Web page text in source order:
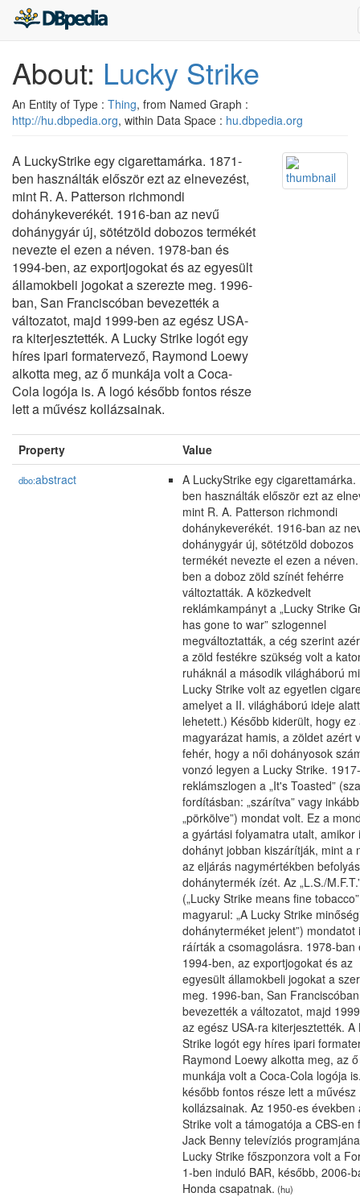
About: Lucky Strike
An Entity of Type : Thing, from Named Graph :
http://hu.dbpedia.org, within Data Space : hu.dbpedia.org
A LuckyStrike egy cigarettamárka. 1871-
ben használták először ezt az elnevezést,
mint R. A. Patterson richmondi
dohánykeverékét. 1916-ban az nevű
dohánygyár új, sötétzöld dobozos termékét
nevezte el ezen a néven. 1978-ban és
1994-ben, az exportjogokat és az egyesült
államokbeli jogokat a szerezte meg. 1996-
ban, San Franciscóban bevezették a
változatot, majd 1999-ben az egész USA-
ra kiterjesztették. A Lucky Strike logót egy
híres ipari formatervező, Raymond Loewy
alkotta meg, az ő munkája volt a Coca-
Cola logója is. A logó később fontos része
lett a művész kollázsainak.
Property Value
dbo:abstract
A LuckyStrike egy cigarettamárka.
ben használták először ezt az
mint R. A. Patterson richmondi
dohánykeverékét. 1916-ban az
dohánygyár új, sötétzöld dobozos
termékét nevezte el ezen a
ben a doboz zöld színét fehérre
változtatták. A közkedvelt
reklámkampányt a „Lucky Strike
has gone to war” szlogennel
megváltoztatták, a cég szerint
a zöld festékre szükség volt a
ruháknál a második világháború
Lucky Strike volt az egyetlen
amelyet a II. világháború ideje
lehetett.) Később kiderült, hogy ez
magyarázat hamis, a zöldet azért
fehér, hogy a női dohányosok
vonzó legyen a Lucky Strike.
reklámszlogen a „It's Toasted”
fordításban: „szárítva” vagy inkább
„pörkölve”) mondat volt. Ez a
a gyártási folyamatra utalt, amikor
dohányt jobban kiszárítják, mint a
az eljárás nagymértékben
dohánytermék ízét. Az „L.S./
(„Lucky Strike means fine
magyarul: „A Lucky Strike
dohányterméket jelent”) mondatot
ráírták a csomagolásra. 1978-ban
1994-ben, az exportjogokat és az
egyesült államokbeli jogokat a
meg. 1996-ban, San Franciscóban
bevezették a változatot, majd
az egész USA-ra kiterjesztették. A
Strike logót egy híres ipari
Raymond Loewy alkotta meg, az ő
munkája volt a Coca-Cola logója
később fontos része lett a művész
kollázsainak. Az 1950-es években
Strike volt a támogatója a CBS-en
Jack Benny televíziós
Lucky Strike főszponzora volt a
1-ben induló BAR, később, 2006-
Honda csapatnak. (hu)